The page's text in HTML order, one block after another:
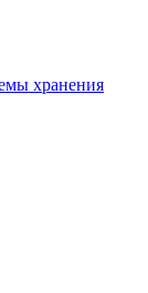
хранения